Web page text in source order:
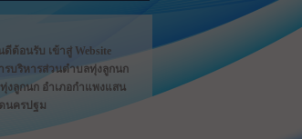
ดีต้อนรับ เข้าสู่ Website
รบริหารส่วนตำบลทุ่งลูกนก
งลูกนก อำเภอกำแพงแสน
นครปฐม